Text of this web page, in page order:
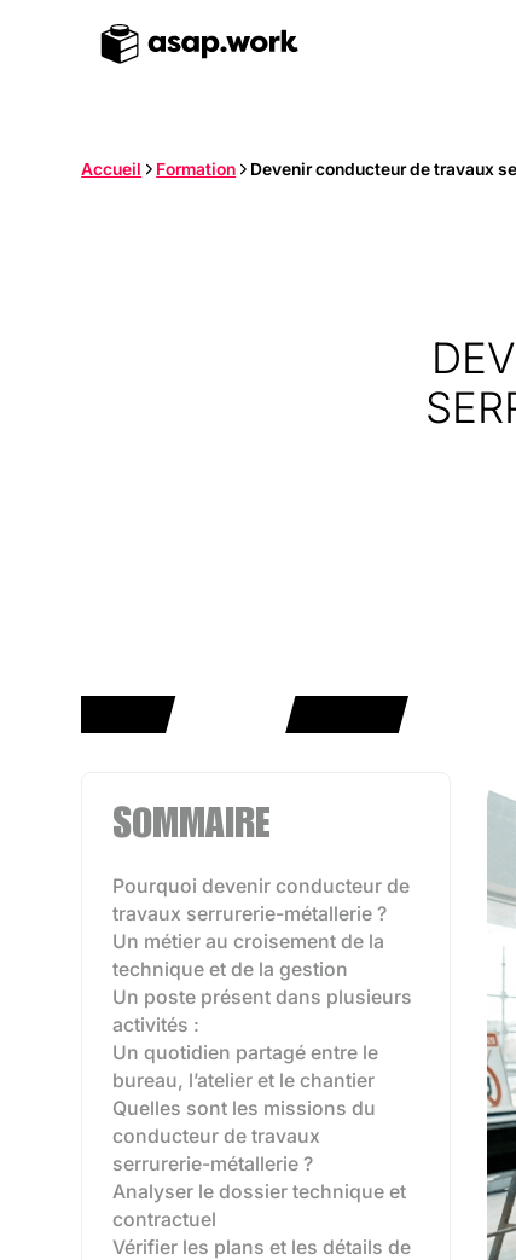
Accueil Formation Devenir conducteur de travaux
SOMMAIRE
Pourquoi devenir conducteur de
travaux serrurerie-métallerie ?
Un métier au croisement de la
technique et de la gestion
Un poste présent dans plusieurs
activités :
Un quotidien partagé entre le
bureau, l’atelier et le chantier
Quelles sont les missions du
conducteur de travaux
serrurerie-métallerie ?
Analyser le dossier technique et
contractuel
Vérifier les plans et les détails de